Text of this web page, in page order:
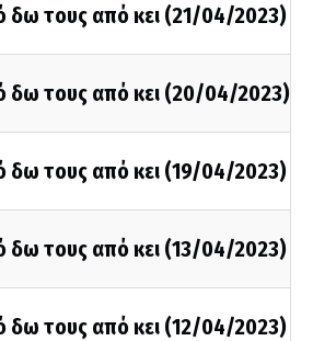
δω τους από κει (21/04/2023)
δω τους από κει (20/04/2023)
δω τους από κει (19/04/2023)
δω τους από κει (13/04/2023)
δω τους από κει (12/04/2023)